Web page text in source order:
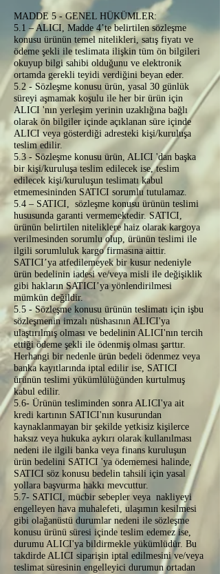
MADDE 5 - GENEL HÜKÜMLER:
5.1 – ALICI, Madde 4’te belirtilen sözleşme
konusu ürünün temel nitelikleri, satış fiyatı ve
ödeme şekli ile teslimata ilişkin tüm ön bilgileri
okuyup bilgi sahibi olduğunu ve elektronik
ortamda gerekli teyidi verdiğini beyan eder.
5.2 - Sözleşme konusu ürün, yasal 30 günlük
süreyi aşmamak koşulu ile her bir ürün için
ALICI 'nın yerleşim yerinin uzaklığına bağlı
olarak ön bilgiler içinde açıklanan süre içinde
ALICI veya gösterdiği adresteki kişi/kuruluşa
teslim edilir.
5.3 - Sözleşme konusu ürün, ALICI 'dan başka
bir kişi/kuruluşa teslim edilecek ise, teslim
edilecek kişi/kuruluşun teslimatı kabul
etmemesininden SATICI sorumlu tutulamaz.
5.4 – SATICI, sözleşme konusu ürünün teslimi
hususunda garanti vermemektedir. SATICI,
ürünün belirtilen niteliklere haiz olarak kargoya
verilmesinden sorumlu olup, ürünün teslimi ile
ilgili sorumluluk kargo firmasına aittir.
SATICI’ya atfedilemeyek bir kusur nedeniyle
ürün bedelinin iadesi ve/veya misli ile değişiklik
gibi hakların SATICI’ya yönlendirilmesi
mümkün değildir.
5.5 - Sözleşme konusu ürünün teslimatı için işbu
sözleşmenin imzalı nüshasının ALICI'ya
ulaştırılmış olması ve bedelinin ALICI'nın tercih
ettiği ödeme şekli ile ödenmiş olması şarttır.
Herhangi bir nedenle ürün bedeli ödenmez veya
banka kayıtlarında iptal edilir ise, SATICI
ürünün teslimi yükümlülüğünden kurtulmuş
kabul edilir.
5.6- Ürünün tesliminden sonra ALICI'ya ait
kredi kartının SATICI'nın kusurundan
kaynaklanmayan bir şekilde yetkisiz kişilerce
haksız veya hukuka aykırı olarak kullanılması
nedeni ile ilgili banka veya finans kuruluşun
ürün bedelini SATICI 'ya ödememesi halinde,
SATICI söz konusu bedelin tahsili için yasal
yollara başvurma hakkı mevcuttur.
5.7- SATICI, mücbir sebepler veya nakliyeyi
engelleyen hava muhalefeti, ulaşımın kesilmesi
gibi olağanüstü durumlar nedeni ile sözleşme
konusu ürünü süresi içinde teslim edemez ise,
durumu ALICI'ya bildirmekle yükümlüdür. Bu
takdirde ALICI siparişin iptal edilmesini ve/veya
teslimat süresinin engelleyici durumun ortadan